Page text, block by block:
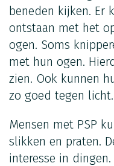
beneden kijken. Er
ontstaan met het
ogen. Soms
met hun ogen.
zien. Ook kunnen
zo goed tegen licht.
Mensen met PSP
slikken en praten.
interesse in